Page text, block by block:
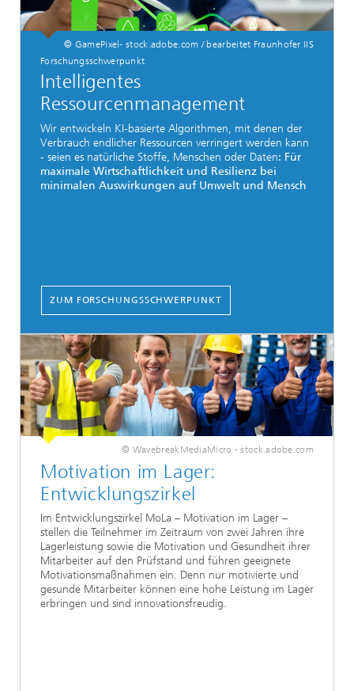
© GamePixel- stock.adobe.com / bearbeitet Fraunhofer IIS
Forschungsschwerpunkt
Intelligentes
Ressourcenmanagement
Wir entwickeln KI-basierte Algorithmen, mit denen der
Verbrauch endlicher Ressourcen verringert werden kann
- seien es natürliche Stoffe, Menschen oder Daten: Für
maximale Wirtschaftlichkeit und Resilienz bei
minimalen Auswirkungen auf Umwelt und Mensch
ZUM FORSCHUNGSSCHWERPUNKT
© WavebreakMediaMicro - stock.adobe.com
Motivation im Lager:
Entwicklungszirkel
Im Entwicklungszirkel MoLa – Motivation im Lager –
stellen die Teilnehmer im Zeitraum von zwei Jahren ihre
Lagerleistung sowie die Motivation und Gesundheit ihrer
Mitarbeiter auf den Prüfstand und führen geeignete
Motivationsmaßnahmen ein. Denn nur motivierte und
gesunde Mitarbeiter können eine hohe Leistung im Lager
erbringen und sind innovationsfreudig.